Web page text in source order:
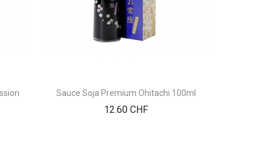
Sauce Soja Premium Ohitachi 100ml
12.60 CHFPrix